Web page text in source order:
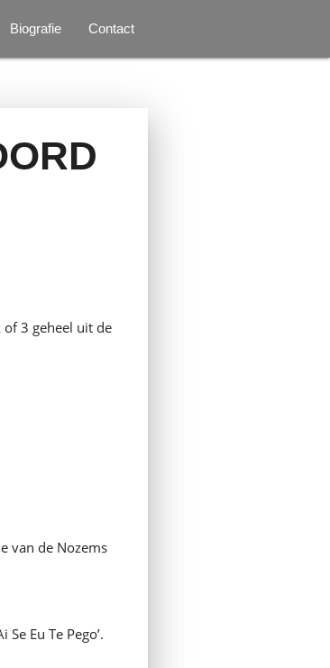
Biografie Contact
of 3 geheel uit de
van de Nozems
Eu Te Pego’.